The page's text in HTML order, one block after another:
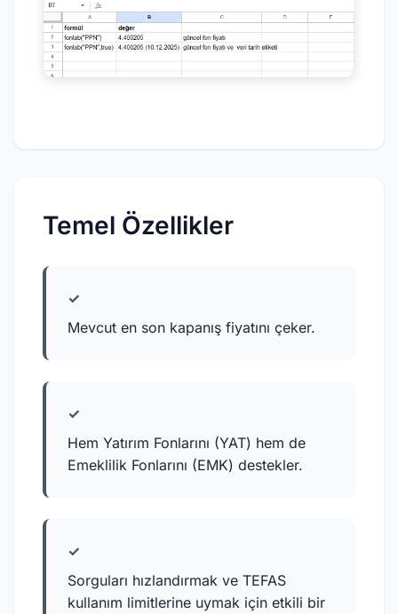
Temel Özellikler
✓
Mevcut en son kapanış fiyatını çeker.
✓
Hem Yatırım Fonlarını (YAT) hem de
Emeklilik Fonlarını (EMK) destekler.
✓
Sorguları hızlandırmak ve TEFAS
kullanım limitlerine uymak için etkili bir